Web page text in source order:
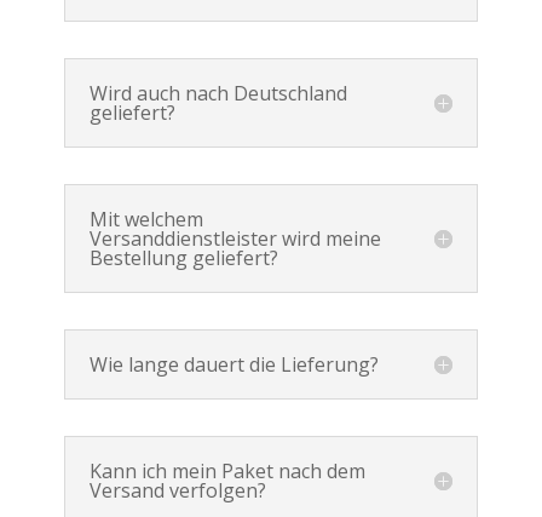
Wird auch nach Deutschland
geliefert?
Mit welchem
Versanddienstleister wird meine
Bestellung geliefert?
Wie lange dauert die Lieferung?
Kann ich mein Paket nach dem
Versand verfolgen?